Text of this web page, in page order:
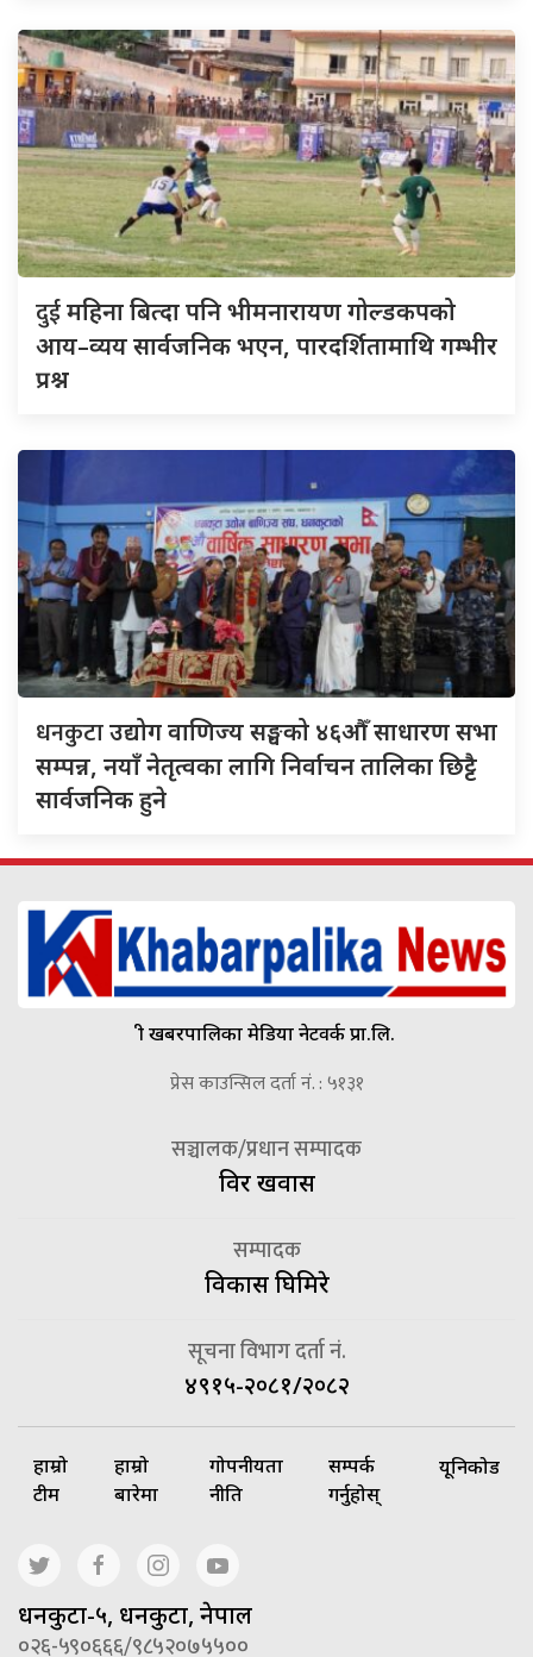
दुईमहिना बित्दा पनि भीमनारायण गोल्डकपको
आय–व्यय सार्वजनिक भएन, पारदर्शितामाथि गम्भीर
प्रश्न
धनकुटाउद्योग वाणिज्य सङ्घको ४६औँ साधारण सभा
सम्पन्न, नयाँ नेतृत्वका लागि निर्वाचन तालिका छिट्टै
सार्वजनिक हुने
श्री खबरपालिका मेडिया नेटवर्क प्रा.लि.
प्रेस काउन्सिल दर्ता नं. : ५१३१
सञ्चालक/प्रधान सम्पादक
विदुर खवास
सम्पादक
विकास घिमिरे
सूचना विभाग दर्ता नं.
४९१५-२०८१/२०८२
हाम्रो
टीम
हाम्रो
बारेमा
गोपनीयता
नीति
सम्पर्क
गर्नुहोस्
यूनिकोड
धनकुटा-५, धनकुटा, नेपाल
०२६-५९०६६६/९८५२०७५५००